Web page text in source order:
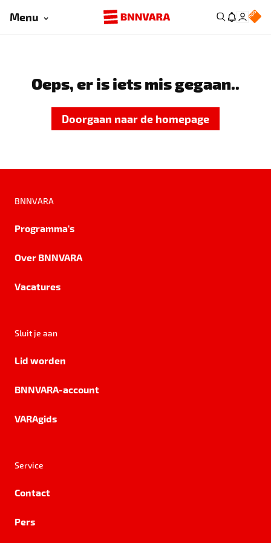
Menu
Oeps, er is iets mis gegaan..
Doorgaan naar de homepage
BNNVARA
Programma's
Over BNNVARA
Vacatures
Sluit je aan
Lid worden
BNNVARA-account
VARAgids
Service
Contact
Pers